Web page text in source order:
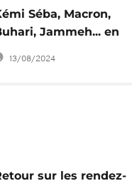
Séba, Macron,
Jammeh... en
les buzz se
13/08/2024
sur les rendez-